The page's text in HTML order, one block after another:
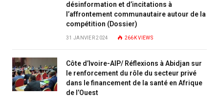
désinformation et d’incitations à
l’affrontement communautaire autour de la
compétition (Dossier)
31 JANVIER 2024 266KVIEWS
Côte d’Ivoire-AIP/ Réflexions à Abidjan sur
le renforcement du rôle du secteur privé
dans le financement de la santé en Afrique
de l’Ouest